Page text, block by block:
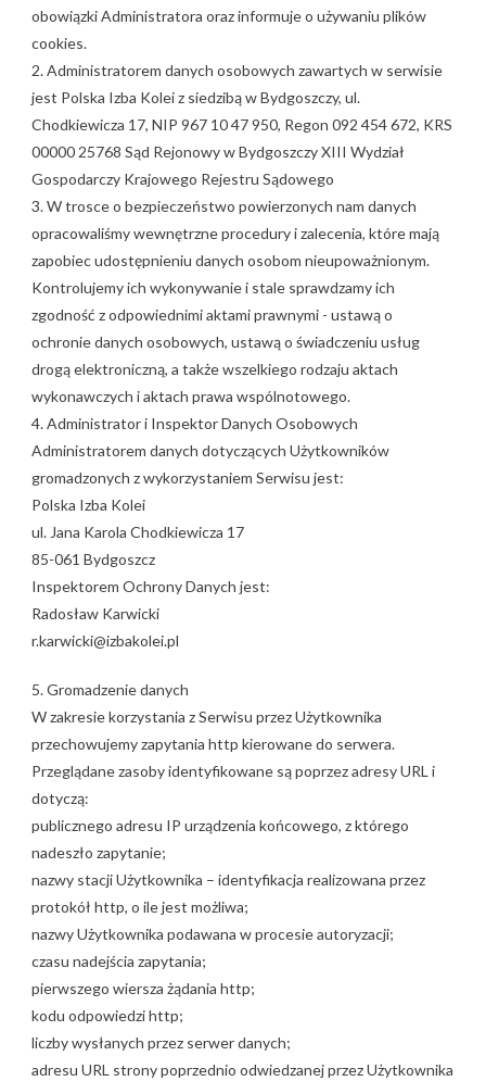
obowiązki Administratora oraz informuje o używaniu plików
cookies.
2. Administratorem danych osobowych zawartych w serwisie
jest Polska Izba Kolei z siedzibą w Bydgoszczy, ul.
Chodkiewicza 17, NIP 967 10 47 950, Regon 092 454 672, KRS
00000 25768 Sąd Rejonowy w Bydgoszczy XIII Wydział
Gospodarczy Krajowego Rejestru Sądowego
3. W trosce o bezpieczeństwo powierzonych nam danych
opracowaliśmy wewnętrzne procedury i zalecenia, które mają
zapobiec udostępnieniu danych osobom nieupoważnionym.
Kontrolujemy ich wykonywanie i stale sprawdzamy ich
zgodność z odpowiednimi aktami prawnymi - ustawą o
ochronie danych osobowych, ustawą o świadczeniu usług
drogą elektroniczną, a także wszelkiego rodzaju aktach
wykonawczych i aktach prawa wspólnotowego.
4. Administrator i Inspektor Danych Osobowych
Administratorem danych dotyczących Użytkowników
gromadzonych z wykorzystaniem Serwisu jest:
Polska Izba Kolei
ul. Jana Karola Chodkiewicza 17
85-061 Bydgoszcz
Inspektorem Ochrony Danych jest:
Radosław Karwicki
r.karwicki@izbakolei.pl
5. Gromadzenie danych
W zakresie korzystania z Serwisu przez Użytkownika
przechowujemy zapytania http kierowane do serwera.
Przeglądane zasoby identyfikowane są poprzez adresy URL i
dotyczą:
publicznego adresu IP urządzenia końcowego, z którego
nadeszło zapytanie;
nazwy stacji Użytkownika – identyfikacja realizowana przez
protokół http, o ile jest możliwa;
nazwy Użytkownika podawana w procesie autoryzacji;
czasu nadejścia zapytania;
pierwszego wiersza żądania http;
kodu odpowiedzi http;
liczby wysłanych przez serwer danych;
adresu URL strony poprzednio odwiedzanej przez Użytkownika